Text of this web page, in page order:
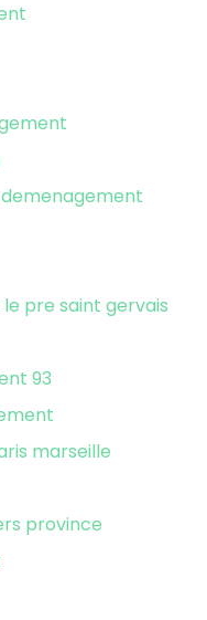
pre saint gervais
93
marseille
province